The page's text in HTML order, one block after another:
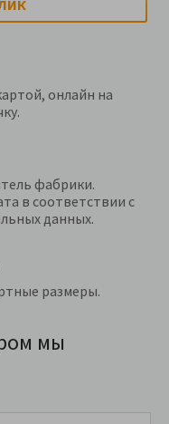
онлайн на
фабрики.
в соответствии с
данных.
размеры.
мы